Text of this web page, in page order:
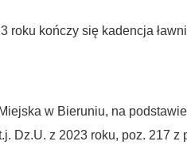
roku kończy się kadencja
w Bieruniu, na
Dz.U. z 2023 roku, poz. 217 z